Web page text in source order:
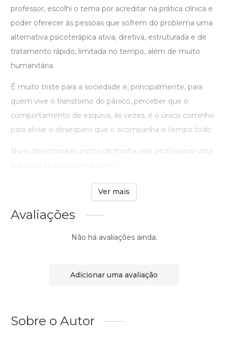
professor, escolhi o tema por acreditar na prática clínica e
poder oferecer às pessoas que sofrem do problema uma
alternativa psicoterápica ativa, diretiva, estruturada e de
tratamento rápido, limitada no tempo, além de muito
humanitária.
É muito triste para a sociedade e, principalmente, para
quem vive o transtorno do pânico, perceber que o
comportamento de esquiva, às vezes, é o único cominho
para aliviar o desespero que o acompanha o tempo todo.
Num determinado ponto de minha vida profissional uma
Ver mais
Avaliações
Não há avaliações ainda.
Adicionar uma avaliação
Sobre o Autor